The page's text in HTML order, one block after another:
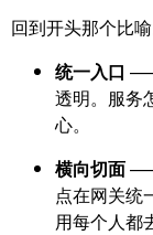
回到开头那个比
统一入口
透明。服务
心。
横向切面
点在网关统
用每个人都